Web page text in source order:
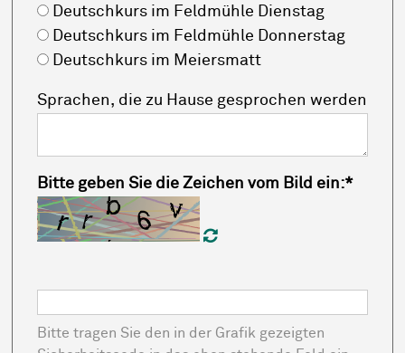
Deutschkurs im Feldmühle Dienstag
Deutschkurs im Feldmühle Donnerstag
Deutschkurs im Meiersmatt
Sprachen, die zu Hause gesprochen werden
Bitte geben Sie die Zeichen vom Bild ein:*
Bitte tragen Sie den in der Grafik gezeigten